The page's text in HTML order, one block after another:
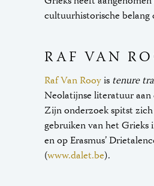
cultuurhistorische belang
RAF VAN
Raf Van Rooyistenure
Neolatijnse literatuur aan
Zijn onderzoek spitst
gebruiken van het Grieks
en op Erasmus’
(www.dalet.be).